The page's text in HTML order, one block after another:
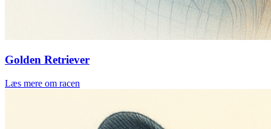
Golden Retriever
Læs mere om racen